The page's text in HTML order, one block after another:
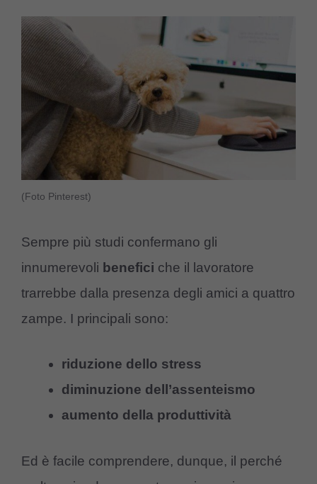
(Foto Pinterest)
Sempre più studi confermano gli
innumerevoli benefici che il lavoratore
trarrebbe dalla presenza degli amici a quattro
zampe. I principali sono:
riduzione dello stress
diminuzione dell’assenteismo
aumento della produttività
Ed è facile comprendere, dunque, il perché